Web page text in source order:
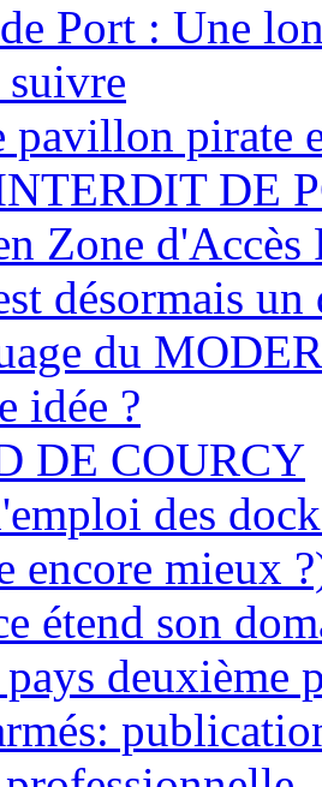
Port : Une
suivre
pavillon pirate
DE
Zone
désormais un
du
idée ?
DE COURCY
des
encore mieux
étend son
pays deuxième